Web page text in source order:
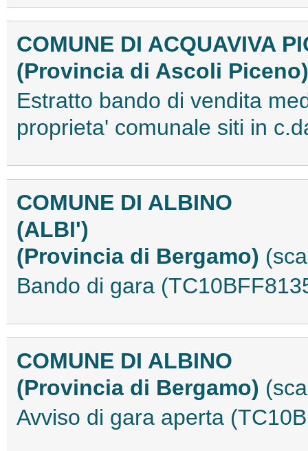
COMUNE DI ACQUAVIVA
(Provincia di Ascoli
Estratto bando di vendita
proprieta' comunale siti in
COMUNE DI ALBINO
(ALBI')
(Provincia di Bergamo)
Bando di gara
COMUNE DI ALBINO
(Provincia di Bergamo)
Avviso di gara aperta